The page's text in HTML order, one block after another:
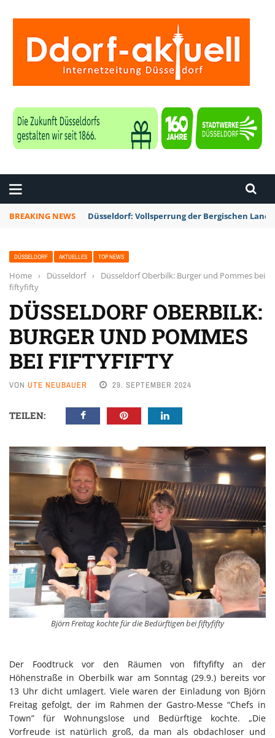
BREAKING NEWS Düsseldorf: Vollsperrung der Bergischen
DÜSSELDORF AKTUELLES TOP NEWS
Home › Düsseldorf ›
Düsseldorf Oberbilk: Burger und Pommes bei
fiftyfifty
DÜSSELDORF OBERBILK:
BURGER UND POMMES
BEI FIFTYFIFTY
VON UTE NEUBAUER 29. SEPTEMBER 2024
TEILEN:
Björn Freitag kochte für die Bedürftigen bei fiftyfifty
Der Foodtruck vor den Räumen von fiftyfifty an der
Höhenstraße in Oberbilk war am Sonntag (29.9.) bereits vor
13 Uhr dicht umlagert. Viele waren der Einladung von Björn
Freitag gefolgt, der im Rahmen der Gastro-Messe “Chefs in
Town” für Wohnungslose und Bedürftige kochte. „Die
Vorfreude ist natürlich groß, da man als obdachloser und